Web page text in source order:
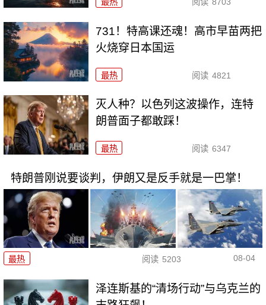
731！特高课还魂！高市早苗两把
火烧穿日本国运
最热 阅读 4821
灭人种？以色列这波操作，连特
朗普面子都敢踩！
最热 阅读 6347
特朗普刚说要谈判，伊朗又是反手就是一巴掌！
最热 阅读 5203 08-04
泽连斯基的“清场行动”与乌克兰的